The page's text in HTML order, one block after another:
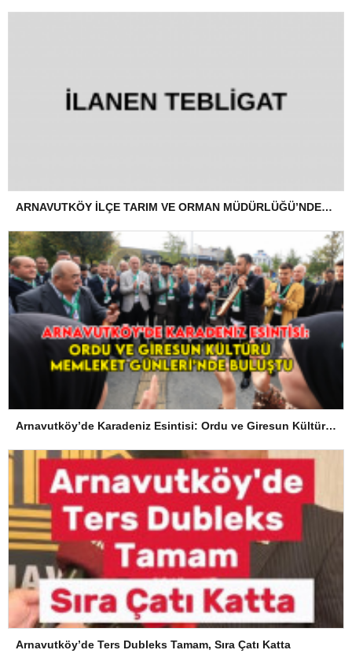
ARNAVUTKÖY İLÇE TARIM VE ORMAN MÜDÜRLÜĞÜ’NDEN İLANEN TEBLİGAT
Arnavutköy’de Karadeniz Esintisi: Ordu ve Giresun Kültürü Memleket Günleri’nde Buluştu
Arnavutköy’de Ters Dubleks Tamam, Sıra Çatı Katta